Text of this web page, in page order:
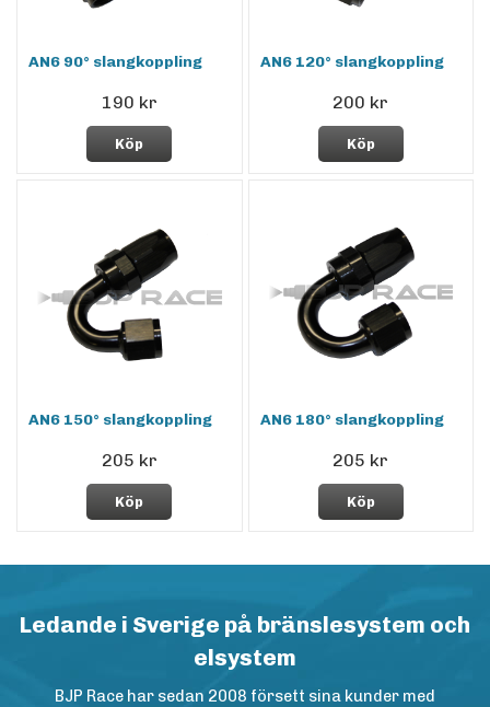
AN6 90° slangkoppling
190 kr
Köp
AN6 120° slangkoppling
200 kr
Köp
AN6 150° slangkoppling
205 kr
Köp
AN6 180° slangkoppling
205 kr
Köp
Ledande i Sverige på bränslesystem och
elsystem
BJP Race har sedan 2008 försett sina kunder med